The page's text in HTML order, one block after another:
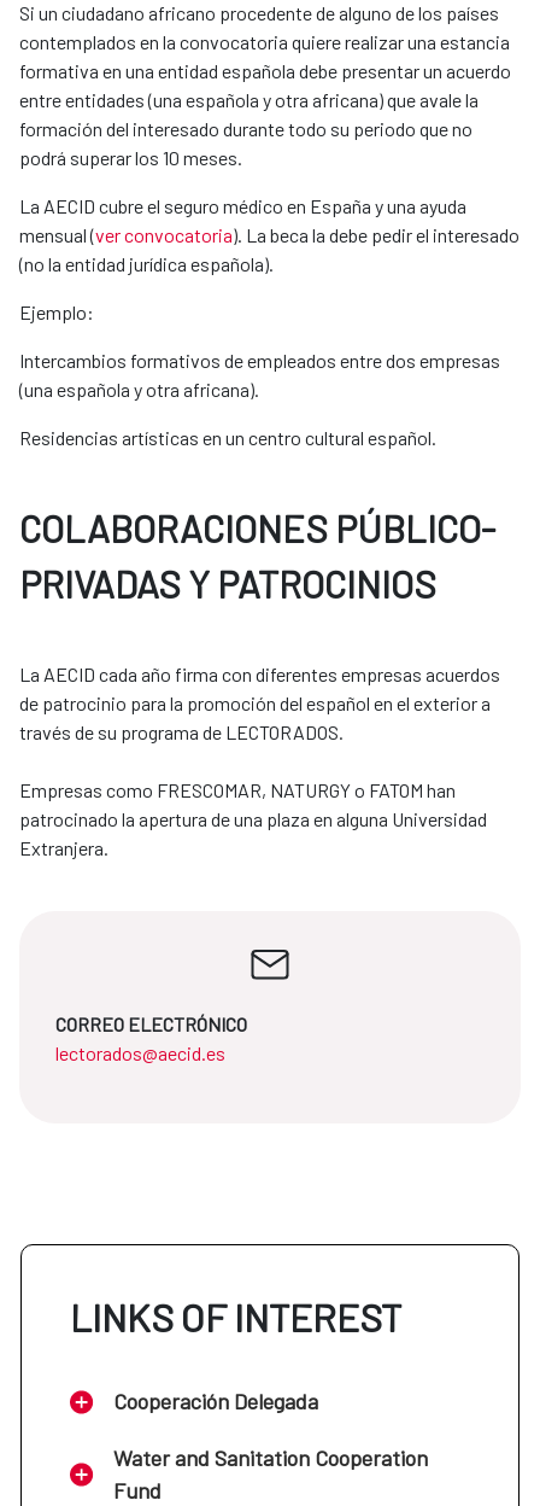
Si un ciudadano africano procedente de alguno de los países
contemplados en la convocatoria quiere realizar una estancia
formativa en una entidad española debe presentar un acuerdo
entre entidades (una española y otra africana) que avale la
formación del interesado durante todo su periodo que no
podrá superar los 10 meses.
La AECID cubre el seguro médico en España y una ayuda
mensual (ver convocatoria). La beca la debe pedir el interesado
(no la entidad jurídica española).
Ejemplo:
Intercambios formativos de empleados entre dos empresas
(una española y otra africana).
Residencias artísticas en un centro cultural español.
COLABORACIONES PÚBLICO-
PRIVADAS Y PATROCINIOS
La AECID cada año firma con diferentes empresas acuerdos
de patrocinio para la promoción del español en el exterior a
través de su programa de LECTORADOS.
​​​​​​​Empresas como FRESCOMAR, NATURGY o FATOM han
patrocinado la apertura de una plaza en alguna Universidad
Extranjera.
CORREO ELECTRÓNICO
lectorados@aecid.es
LINKS OF INTEREST
Cooperación Delegada
Water and Sanitation Cooperation
Fund